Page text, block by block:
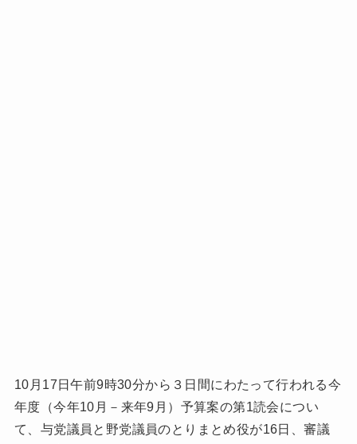
10月17日午前9時30分から３日間にわたって行われる今
年度（今年10月－来年9月）予算案の第1読会につい
て、与党議員と野党議員のとりまとめ役が16日、審議